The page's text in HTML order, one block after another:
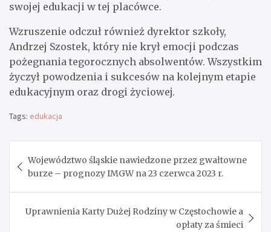
swojej edukacji w tej placówce.
Wzruszenie odczuł również dyrektor szkoły,
Andrzej Szostek, który nie krył emocji podczas
pożegnania tegorocznych absolwentów. Wszystkim
życzył powodzenia i sukcesów na kolejnym etapie
edukacyjnym oraz drogi życiowej.
Tags: edukacja
wpisu
Województwo śląskie nawiedzone przez gwałtowne
burze – prognozy IMGW na 23 czerwca 2023 r.
Uprawnienia Karty Dużej Rodziny w Częstochowie a
opłaty za śmieci